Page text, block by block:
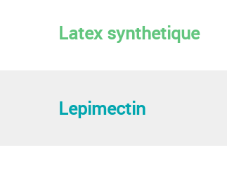
Latex synthetique
Lepimectin